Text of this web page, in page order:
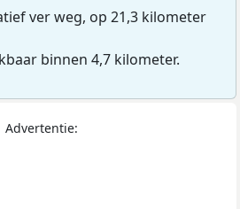
ver weg, op 21,3 kilometer
binnen 4,7 kilometer.
Advertentie: